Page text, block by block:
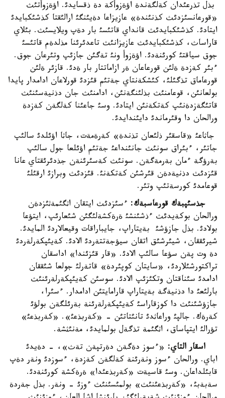
بذل تذرعئدان كةلگةندة اؤةزوأكة دة ذقسايدئ. اؤةزوأتئث
«قورعانسئزدئث كذنئندة» عازيزاعا دةيئنگئ ارالئقتا كذشئكبايدئ
ايتادئ. كذشئكبايدئث قانداي قاتئسئ بار دةپ ويلايسئث. بئلاي
قاراساث، كذشئكبايدئث عازيزانئث تاعدئرئنا مذلدةم قاتئسئ
جوق سياقتئ كورئنةدئ. اؤةزوأ ونئ تةگئن جازئپ وتئرعان جوق.
ءبئر كةزدة ةلئن قورعاعان ةر ازاماتتار بار ةدئ. قازئر ةلئن
قورعاماق تذگئلئ، كئشكةنتاي جةتئم قئزدئ قورلاعان ادامدار پايدا
بولعانئن، قوعامنئث بذلئنگةنئن، ادامنئث جان دذنيةسئنئث
قاتئگةزدةنئپ كةتكةنئن ايتادئ. وسئ جاعئنا كةلگةن كةزدة
ورالحان دا وقئرماندئ دايئندايدئ.
جاثاعئ «قاسقئر ذلئعان تذندة» كةرةمةت، جاثا اؤئلدئ سالئپ
جاتئر، ءبئراق سونئث جانئنداعئ جةتئم اؤئلعا جول سالئپ
بةرؤگة ءمان بةرمةگةن. سونئث كةسئرئنةن جذدئرئقتاي عانا
قئزدئث دذنيةدةن قئرشئن كةتكةنئ. قئزدئث وبرازئ ارقئلئ
قوعامدئ كورسةتئپ وتئر.
جذسئپبةك قورعاسبةك: ءسئزدئث ايتقان اثگئمةثئزدةن
ورالحان بوكةيدئث ءذشئنشئ ةرةكشةلئگئن شئعارئپ، ايتؤعا
بولادئ. بذل جازؤشئ بةيتاراپ، جايباراقات وقيعالاردئ المايدئ.
شيرئققان، شيئرشئق اتقان سيؤجةتتةردئ الادئ. كةيئپكةرلةردئ
دة وت پةن سؤعا سالئپ الادئ. «قار قئزئندا» اداسقان
تراكتورشئلاردئ، «سايتان كوپئردة» قاتةرلئ جولعا شئققان
ادامدئ سئناقتان وتكئزئپ الادئ. سوسئن كةيئپكةرلةرئنئث
بارلئعئ دا دذنيةگة بةيتاراپ قارامايتئن ادامدار. ءسئرا،
جازؤشئنئث دا كوزقاراسئ كةيئپكةرلةرئنة بةرئلگةن بولؤئ
كةرةك. جالپئ وراعاثدئ تانئتاتئن - «كةربذعئ». «كةربذعئ»
تؤرالئ ايتپاساق، اثگئمة تذگةل بولمايدئ، مةنئثشة.
اسقار التاي: «ءسوز دةگةن دةرتپةن تةث»، - دةيدئ
اباي. ورالحان ءسوز ونةرئنة كةلگةن كةزدة، ءسوزدئ ونةر دةپ
قابئلداعان. وسئ قاسيةت «كةربذعئدا» ةرةكشة كورئنةدئ.
سةبةبئ، «كةربذعئنئث» بولمئسئنئث ءوزئ - ونةر. بذل جةردة